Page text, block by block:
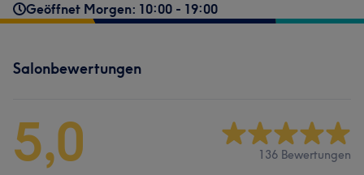
Geöffnet Morgen: 10:00 - 19:00
Salonbewertungen
5,0 136 Bewertungen